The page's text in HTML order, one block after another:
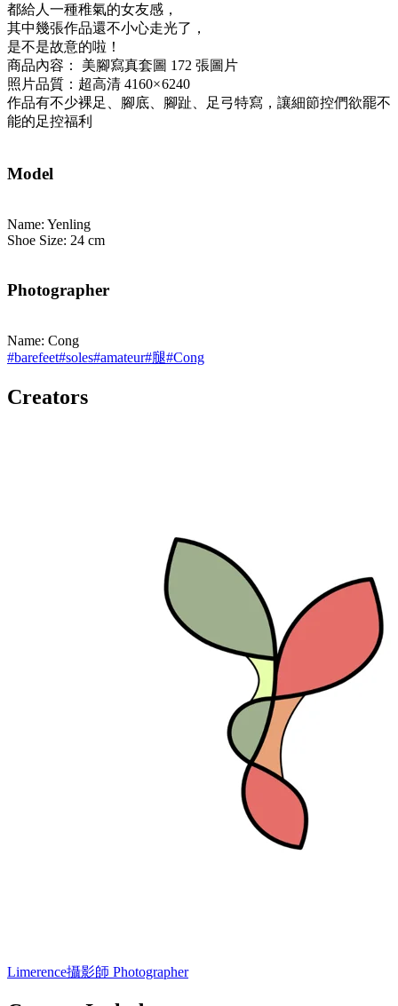
都給人一種稚氣的女友感，
其中幾張作品還不小心走光了，
是不是故意的啦！
商品內容： 美腳寫真套圖 172 張圖片
照片品質：超高清 4160× 6240
作品有不少裸足、腳底、腳趾、足弓特寫，讓細節控們欲罷不
能的足控福利
Model
Name: Yenling
Shoe Size: 24 cm
Photographer
Name: Cong
#barefeet#soles#amateur#腿#Cong
Creators
Limerence攝影師 Photographer